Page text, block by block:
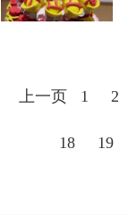
上一页 1 2
18 19